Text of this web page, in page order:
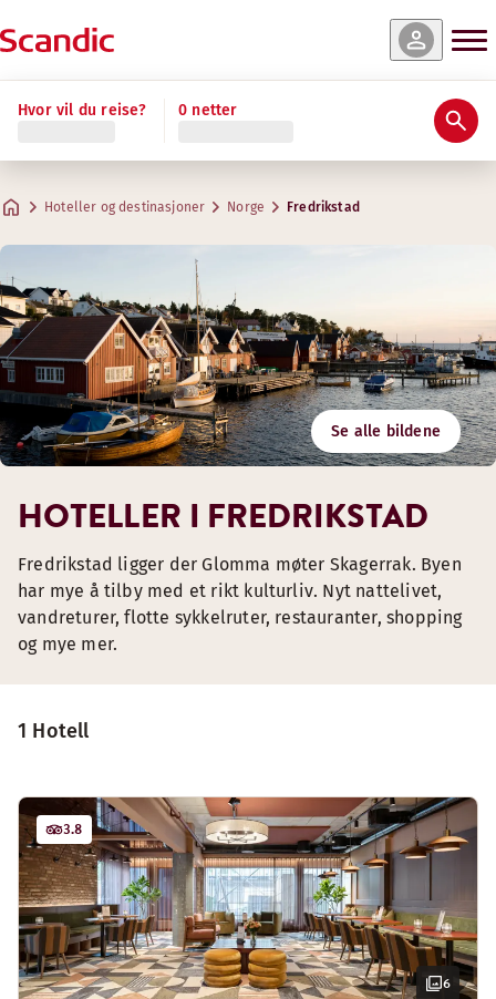
Hvor vil du reise? 0 netter
Hoteller og destinasjoner Norge Fredrikstad
Se alle bildene
1 Hotell
6
3.8
HOTELLER I FREDRIKSTAD
Fredrikstad ligger der Glomma møter Skagerrak. Byen
har mye å tilby med et rikt kulturliv. Nyt nattelivet,
vandreturer, flotte sykkelruter, restauranter, shopping
og mye mer.